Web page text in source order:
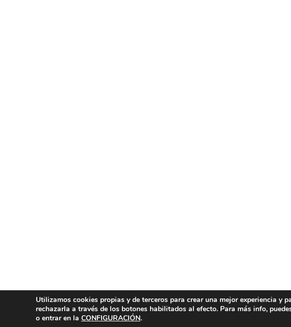
Utilizamos cookies propias y de terceros para crear una mejor experiencia
rechazarla a través de los botones habilitados al efecto. Para más info,
o entrar en la CONFIGURACIÓN.